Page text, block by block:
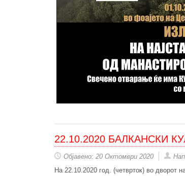
22.10.2020 БАЛКАНСКИ
Објавено: 20 Октомври 2020
На 22.10.2020 год. (четврток) во дворот